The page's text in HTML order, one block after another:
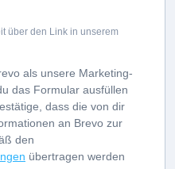
über den Link in unserem
als unsere Marketing-
das Formular ausfüllen
dass die von dir
an Brevo zur
den
übertragen werden